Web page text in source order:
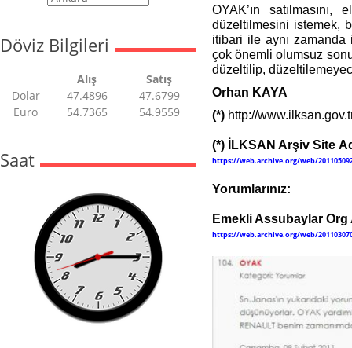
Döviz Bilgileri
Alış
Satış
Dolar
47.4896
47.6799
Euro
54.7365 54.9559
Saat
OYAK’ın satılmasını,
düzeltilmesini istemek,
itibari ile aynı zamanda
çok önemli olumsuz
düzeltilip,
Orhan KAYA
(*) http://
(*) İLKSAN Arşiv Site
https://web.archive.org/web/
Yorumlarınız:
Emekli Assubaylar
https://web.archive.org/web/